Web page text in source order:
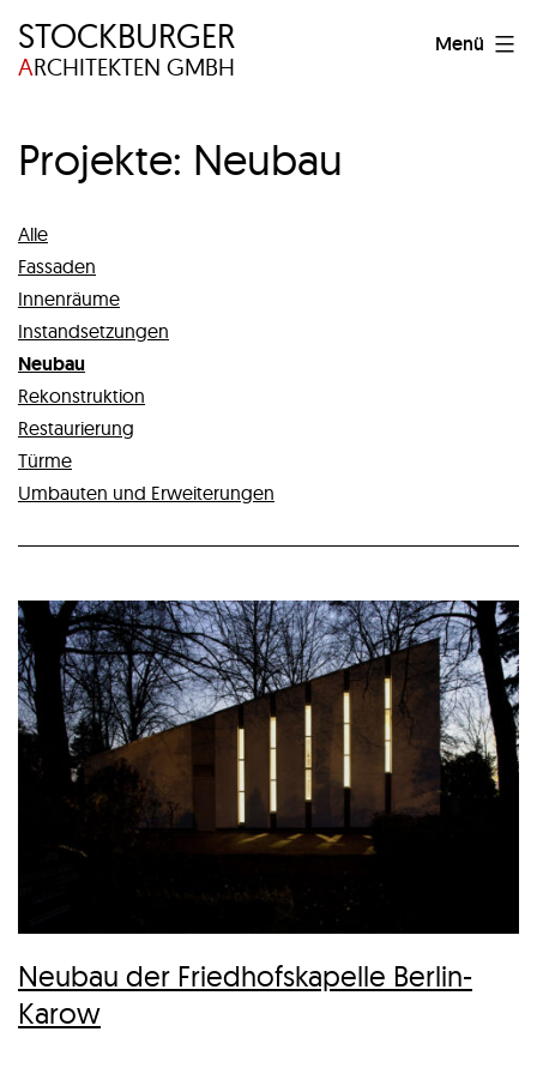
Zum
Inhalt
STOCKBURGER
ARCHITEKTEN GMBH
Stockburger
Menü
Projekte: Neubau
Alle
Fassaden
Innenräume
Instandsetzungen
Neubau
Rekonstruktion
Restaurierung
Türme
Umbauten und Erweiterungen
Neubau der Friedhofskapelle Berlin-
Karow